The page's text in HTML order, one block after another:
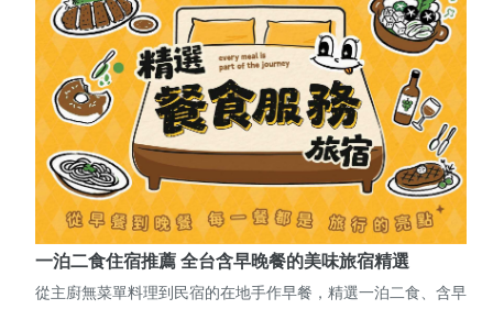
一泊二食住宿推薦 全台含早晚餐的美味旅宿精選
從主廚無菜單料理到民宿的在地手作早餐，精選一泊二食、含早